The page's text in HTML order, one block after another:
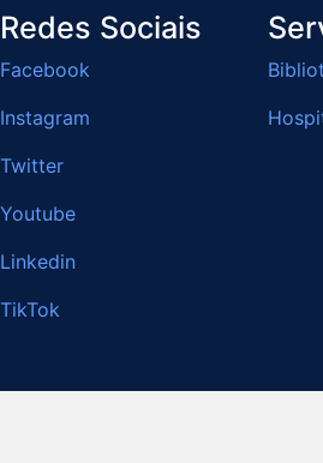
Redes Sociais
Facebook
Instagram
Twitter
Youtube
Linkedin
TikTok